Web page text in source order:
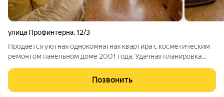
улица Профинтерна,12/3
Продается уютная однокомнатная квартира с косметическим
ремонтом панельном доме 2001 года. Удачная планировка
дворе имеется открытая парковка, в доме есть газоснабжение,
что очень удобно.
Позвонить